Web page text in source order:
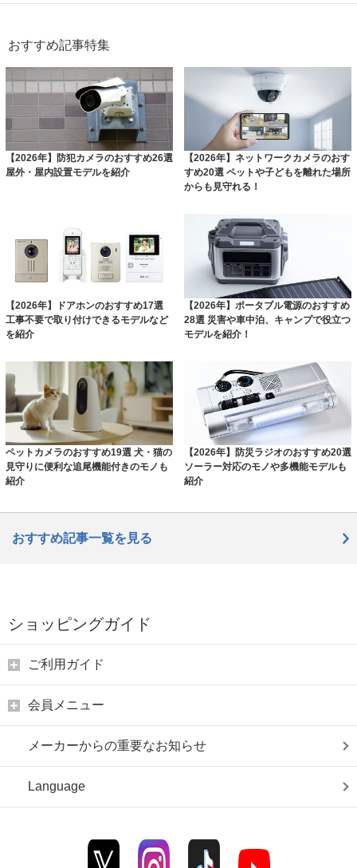
おすすめ記事特集
【2026年】防犯カメラのおすすめ26選
屋外・屋内設置モデルを紹介
【2026年】ネットワークカメラのおす
すめ20選 ペットや子どもを離れた場所
からも見守れる！
【2026年】ドアホンのおすすめ17選
工事不要で取り付けできるモデルなど
を紹介
【2026年】ポータブル電源のおすすめ
28選 災害や車中泊、キャンプで役立つ
モデルを紹介！
ペットカメラのおすすめ19選 犬・猫の
見守りに便利な追尾機能付きのモノも
紹介
【2026年】防災ラジオのおすすめ20選
ソーラー対応のモノや多機能モデルも
紹介
おすすめ記事一覧を見る
ショッピングガイド
ご利用ガイド
会員メニュー
メーカーからの重要なお知らせ
Language